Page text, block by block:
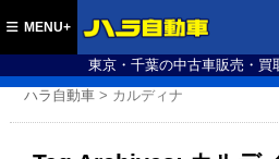
東京・千葉の中古車販売・買
MENU+
ハラ自動車 > カルディナ